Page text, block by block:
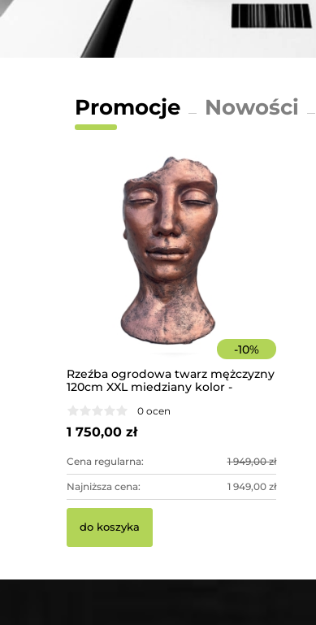
Promocje Nowości
-10%
Rzeźba ogrodowa twarz mężczyzny
120cm XXL miedziany kolor -
0 ocen
1 750,00 zł
Cena regularna: 1 949,00 zł
Najniższa cena: 1 949,00 zł
do koszyka